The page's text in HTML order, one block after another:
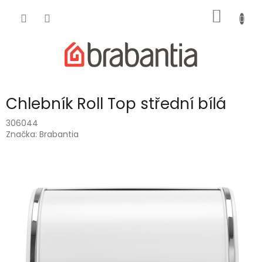
KOŠÍK
Chlebník Roll Top střední bílá
306044
Značka: Brabantia